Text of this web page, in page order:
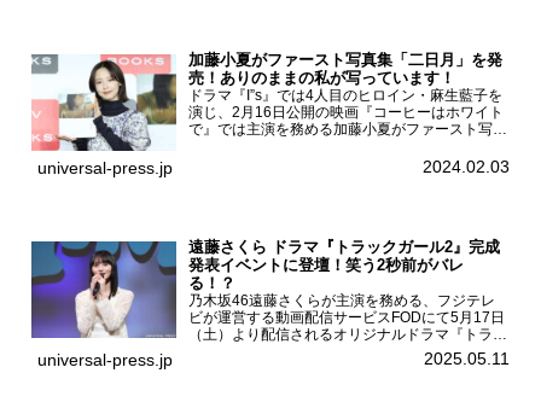
加藤小夏がファースト写真集「二日月」を発
売！ありのままの私が写っています！
ドラマ『I”s』では4人目のヒロイン・麻生藍子を
演じ、2月16日公開の映画『コーヒーはホワイト
で』では主演を務める加藤小夏がファースト写真
記念イベントをHMV＆BOOKS SHIBUYAで開催
universal-press.jp 2024.02.03
遠藤さくら ドラマ『トラックガール2』完成
発表イベントに登壇！笑う2秒前がバレ
る！？
乃木坂46遠藤さくらが主演を務める、フジテレ
ビが運営する動画配信サービスFODにて5月17日
（土）より配信されるオリジナルドラマ『トラッ
クガール2』の完成発表イベントが５月10日
（土）都内で開催された。FODドラマ『トラック
universal-press.jp 2025.05.11